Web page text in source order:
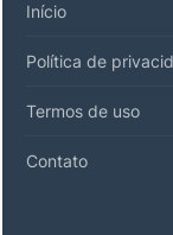
Início
Política de
Termos de uso
Contato